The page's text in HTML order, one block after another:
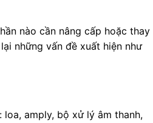
nào cần nâng cấp hoặc thay
những vấn đề xuất hiện như
amply, bộ xử lý âm thanh,